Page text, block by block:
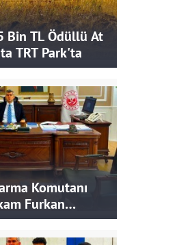
Bin TL Ödüllü At
TRT Park'ta
Komutanı
Furkan